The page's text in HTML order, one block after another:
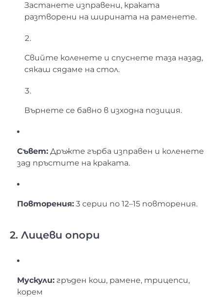
Застанете изправени, краката
разтворени на ширината на раменете.
Свийте коленете и спуснете таза назад,
сякаш сядаме на стол.
Върнете се бавно в изходна позиция.
Съвет: Дръжте гърба изправен и коленете
зад пръстите на краката.
Повторения: 3 серии по 12–15 повторения.
2. Лицеви опори
Мускули: гръден кош, рамене, трицепси,
корем